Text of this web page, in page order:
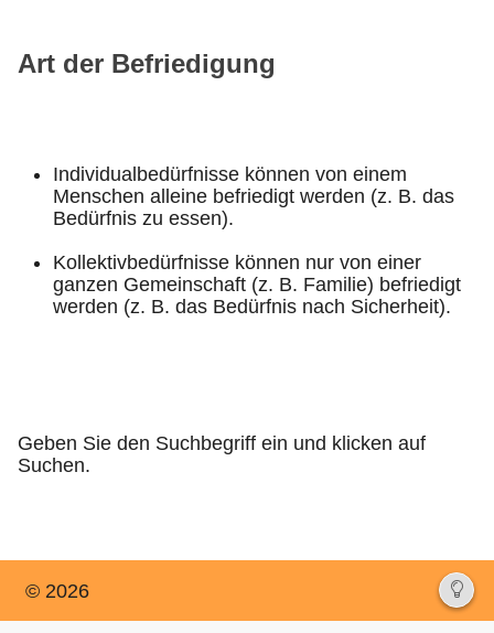
Art der Befriedigung
Individualbedürfnisse können von einem
Menschen alleine befriedigt werden (z. B. das
Bedürfnis zu essen).
Kollektivbedürfnisse können nur von einer
ganzen Gemeinschaft (z. B. Familie) befriedigt
werden (z. B. das Bedürfnis nach Sicherheit).
Geben Sie den Suchbegriff ein und klicken auf
Suchen.
© 2026